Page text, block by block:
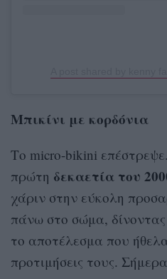
Μπικίνι με κορδόνια
Το micro-bikini
πρώτη δεκαετία του
χάριν στην εύκολη
πάνω στο σώμα, δίνοντας
το αποτέλεσμα που
προτιμήσεις τους.